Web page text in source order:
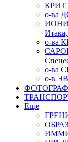
КРИТ
о-ва
о-ва
о-ва
о-в
Еще